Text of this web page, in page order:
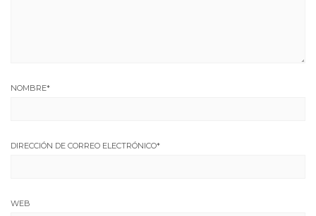
NOMBRE*
DIRECCIÓN DE CORREO ELECTRÓNICO*
WEB